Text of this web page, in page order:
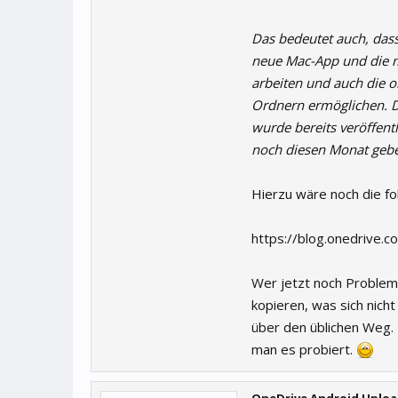
Das bedeutet auch,
neue Mac-App und die
arbeiten und auch die
Ordnern ermöglichen.
wurde bereits
noch diesen Monat
Hierzu wäre noch die
https://
Wer jetzt noch
kopieren, was sich
über den üblichen
man es probiert.